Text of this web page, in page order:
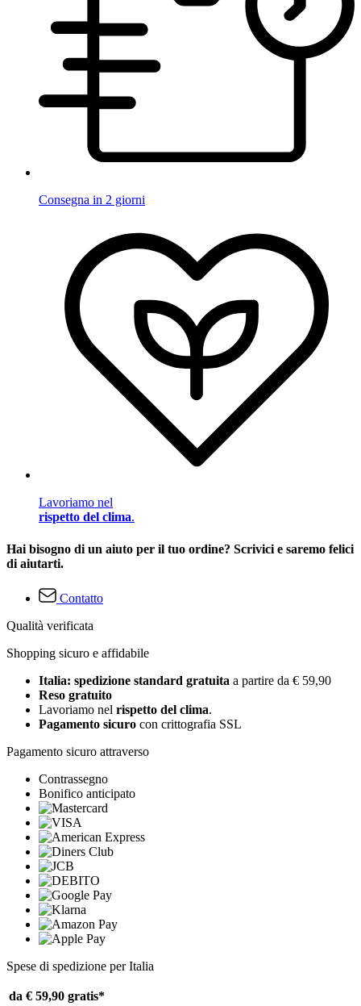
Consegna in 2 giorni
Lavoriamo nel
rispetto del clima.
Hai bisogno di un aiuto per il tuo ordine? Scrivici e saremo felici
di aiutarti.
Contatto
Qualità verificata
Shopping sicuro e affidabile
Italia: spedizione standard gratuita a partire da € 59,90
Reso gratuito
Lavoriamo nel rispetto del clima.
Pagamento sicuro con crittografia SSL
Pagamento sicuro attraverso
Contrassegno
Bonifico anticipato
Spese di spedizione per Italia
da € 59,90 gratis*